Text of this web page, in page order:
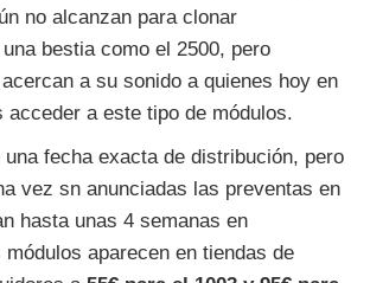
no alcanzan para clonar
bestia como el 2500, pero
a su sonido a quienes hoy en
acceder a este tipo de módulos.
fecha exacta de distribución, pero
vez sn anunciadas las preventas en
hasta unas 4 semanas en
aparecen en tiendas de